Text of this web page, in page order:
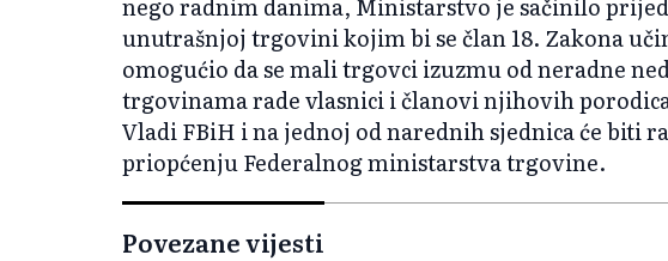
unutrašnjoj trgovini kojim bi se član 18. Zakona
omogućio da se mali trgovci izuzmu od neradne
trgovinama rade vlasnici i članovi njihovih
Vladi FBiH i na jednoj od narednih sjednica će biti
priopćenju Federalnog ministarstva trgovine.
Povezane vijesti